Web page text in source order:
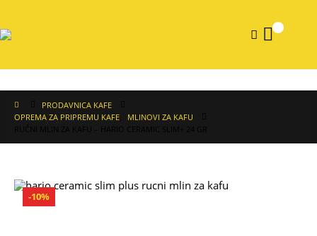
PRODAVNICA KAFE
OPREMA ZA PRIPREMU KAFE
MLINOVI ZA KAFU
-10%